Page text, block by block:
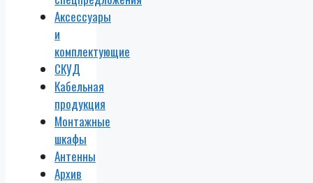
Аксессуары
и
комплектующие
СКУД
Кабельная
продукция
Монтажные
шкафы
Антенны
Архив